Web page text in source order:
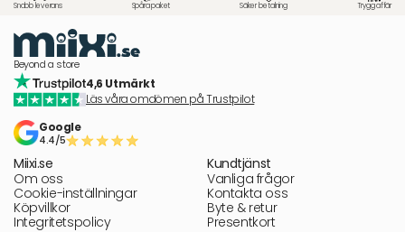
Snabb leverans Spåra paket Säker betalning Trygg affär
Beyond a store
4,6 Utmärkt
Läs våra omdömen på Trustpilot
Google
4.4/5
Miixi.se
Om oss
Cookie-inställningar
Köpvillkor
Integritetspolicy
Kundtjänst
Vanliga frågor
Kontakta oss
Byte & retur
Presentkort